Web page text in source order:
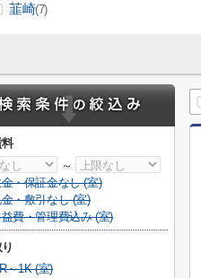
韮崎(7)
～
・保証金なし (室)
・敷引なし (室)
費・管理費込み (室)
～1K (室)